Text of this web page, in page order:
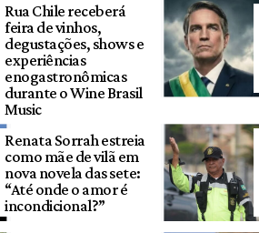
Rua Chile receberá
feira de vinhos,
degustações, shows e
experiências
enogastronômicas
durante o Wine Brasil
Music
Renata Sorrah estreia
como mãe de vilã em
nova novela das sete:
“Até onde o amor é
incondicional?”